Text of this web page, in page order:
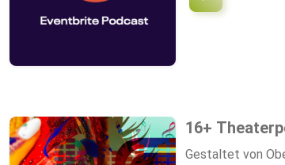
16+
Gestaltet von